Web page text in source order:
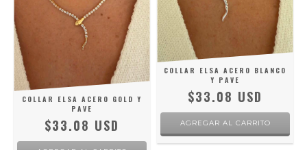
COLLAR ELSA ACERO GOLD Y
PAVE
$33.08 USD
COLLAR ELSA ACERO BLANCO
Y PAVE
$33.08 USD